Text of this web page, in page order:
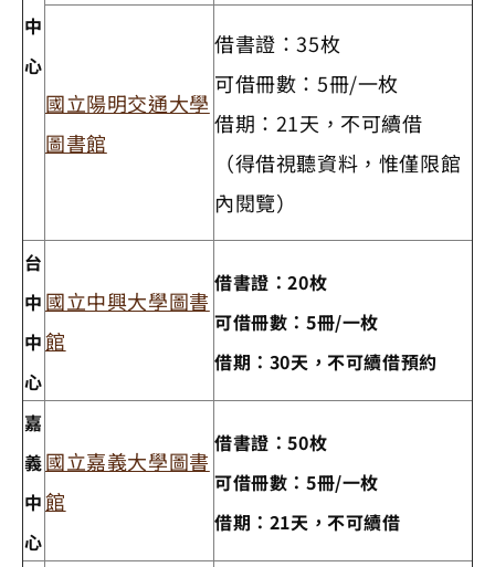
中
心
國立陽明交通大學
圖書館
借書證：35枚
可借冊數：5冊/一枚
借期：21天，不可續借
（得借視聽資料，惟僅限館
內閱覽）
台
中
中
心
國立中興大學圖書
館
借書證：20枚
可借冊數：5冊/一枚
借期：30天，不可續借預約
嘉
義
中
心
國立嘉義大學圖書
館
借書證：50枚
可借冊數：5冊/一枚
借期：21天，不可續借